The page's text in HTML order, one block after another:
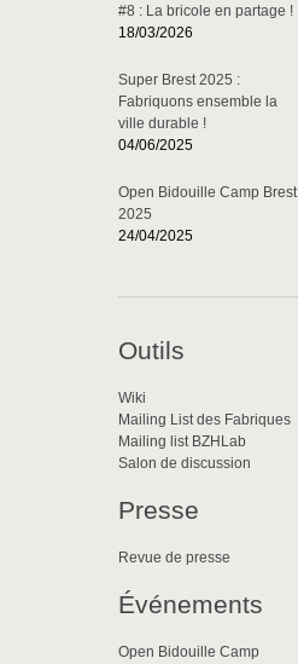
#8 : La bricole en partage !
18/03/2026
Super Brest 2025 :
Fabriquons ensemble la
ville durable !
04/06/2025
Open Bidouille Camp Brest
2025
24/04/2025
Outils
Wiki
Mailing List des Fabriques
Mailing list BZHLab
Salon de discussion
Presse
Revue de presse
Événements
Open Bidouille Camp